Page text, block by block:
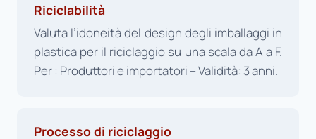
Riciclabilità
Valuta l’idoneità del design degli imballaggi in
plastica per il riciclaggio su una scala da A a F.
Per : Produttori e importatori – Validità: 3 anni.
Processo di riciclaggio